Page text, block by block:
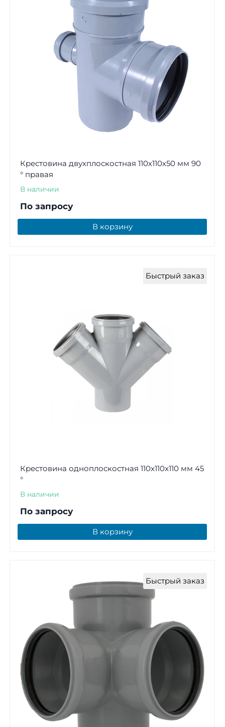
Крестовина двухплоскостная 110х110х50 мм 90
° правая
В наличии
По запросу
В корзину
Быстрый заказ
Крестовина одноплоскостная 110x110x110 мм 45
°
В наличии
По запросу
В корзину
Быстрый заказ